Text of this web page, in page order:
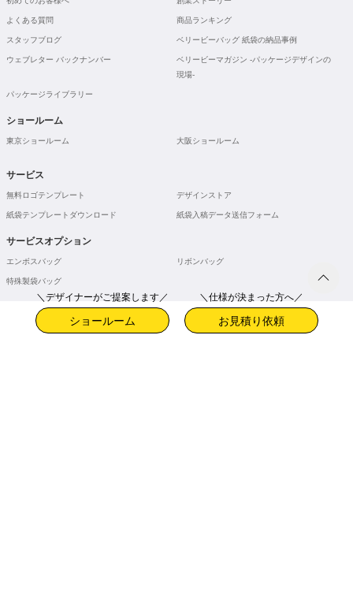
＼デザイナーがご提案します／
ショールーム
＼仕様が決まった方へ／
お見積り依頼
よくある質問 商品ランキング
スタッフブログ ベリービーバッグ 紙袋の納品事例
ウェブレター バックナンバー
ベリービーマガジン -パッケージデザインの
現場-
パッケージライブラリー
ショールーム
東京ショールーム 大阪ショールーム
サービス
無料ロゴテンプレート デザインストア
紙袋テンプレートダウンロード 紙袋入稿データ送信フォーム
サービスオプション
エンボスバッグ リボンバッグ
特殊製袋バッグ
商品ラインナップ
スタンダード紙袋 ラグジュアリー紙袋